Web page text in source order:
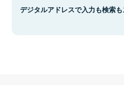
デジタルアドレスで入力も検索も